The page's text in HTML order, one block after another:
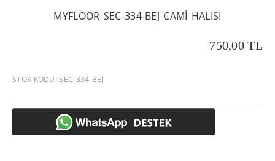
MYFLOOR SEC-334-BEJ CAMI HALISI
750,00 TL
STOK KODU: SEC-334-BEJ